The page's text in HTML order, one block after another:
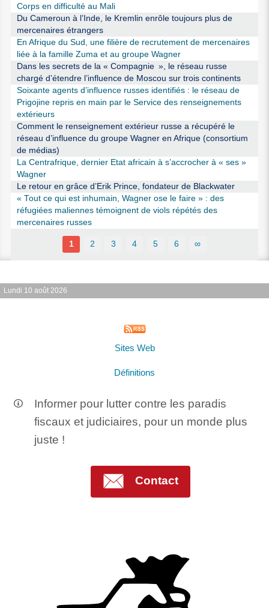
Corps en difficulté au Mali
Du Cameroun à l’Inde, le Kremlin enrôle toujours plus de
mercenaires étrangers
En Afrique du Sud, une filière de recrutement de mercenaires
liée à la famille Zuma et au groupe Wagner
Dans les secrets de la « Compagnie », le réseau russe
chargé d’étendre l’influence de Moscou sur trois continents
Soixante agents d’influence russes identifiés : le réseau de
Prigojine repris en main par le Service des renseignements
extérieurs
Comment le renseignement extérieur russe a récupéré le
réseau d’influence du groupe Wagner en Afrique (consortium
de médias)
La Centrafrique, dernier Etat africain à s’accrocher à « ses »
Wagner
Le retour en grâce d’Erik Prince, fondateur de Blackwater
« Tout ce qui est inhumain, Wagner ose le faire » : des
réfugiées maliennes témoignent de viols répétés des
mercenaires russes
1 2 3 4 5 6 ∞
Lundi 10 août 2026
Sites Web
Définitions
Informer pour lutter contre les paradis
fiscaux et judiciaires, pour un monde plus
juste !
Contact